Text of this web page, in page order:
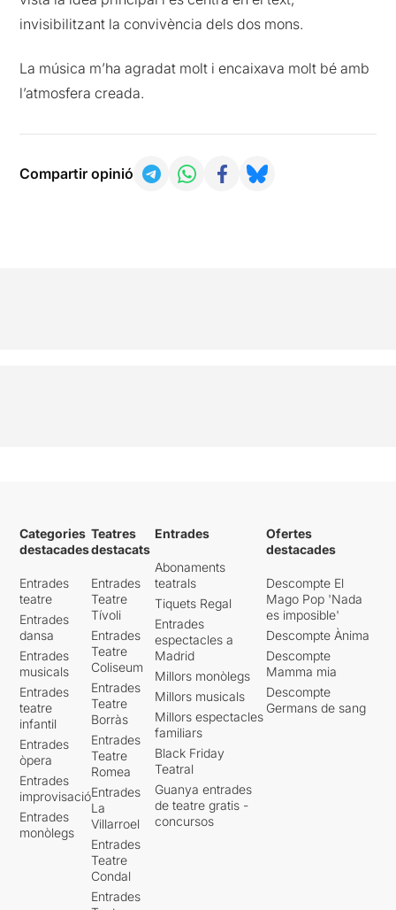
invisibilitzant la convivència dels dos mons.
La música m’ha agradat molt i encaixava molt bé amb
l’atmosfera creada.
Compartir opinió
Categories
destacades
Entrades
teatre
Entrades
dansa
Entrades
musicals
Entrades
teatre
infantil
Entrades
òpera
Entrades
improvisació
Entrades
monòlegs
Teatres
destacats
Entrades
Teatre
Tívoli
Entrades
Teatre
Coliseum
Entrades
Teatre
Borràs
Entrades
Teatre
Romea
Entrades
La
Villarroel
Entrades
Teatre
Condal
Entrades
Entrades
Abonaments
teatrals
Tiquets Regal
Entrades
espectacles a
Madrid
Millors monòlegs
Millors musicals
Millors espectacles
familiars
Black Friday
Teatral
Guanya entrades
de teatre gratis -
concursos
Ofertes
destacades
Descompte El
Mago Pop 'Nada
es imposible'
Descompte Ànima
Descompte
Mamma mia
Descompte
Germans de sang